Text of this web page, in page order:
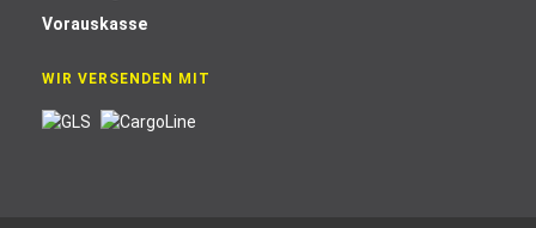
Vorauskasse
WIR VERSENDEN MIT